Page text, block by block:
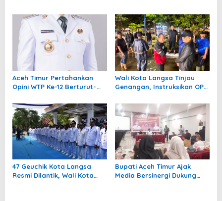
Peureulak
Pedalaman Aceh Tamiang
Aceh Timur Pertahankan
Opini WTP Ke-12 Berturut-
Wali Kota Langsa Tinjau
Genangan, Instruksikan OPD
47 Geuchik Kota Langsa
Resmi Dilantik, Wali Kota
Bupati Aceh Timur Ajak
Media Bersinergi Dukung